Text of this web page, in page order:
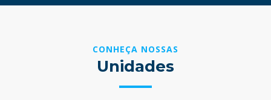
CONHEÇA NOSSAS
Unidades